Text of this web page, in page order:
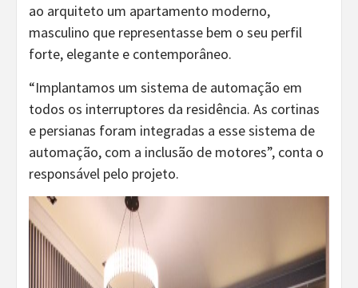
ao arquiteto um apartamento moderno,
masculino que representasse bem o seu perfil
forte, elegante e contemporâneo.
“Implantamos um sistema de automação em
todos os interruptores da residência. As cortinas
e persianas foram integradas a esse sistema de
automação, com a inclusão de motores”, conta o
responsável pelo projeto.